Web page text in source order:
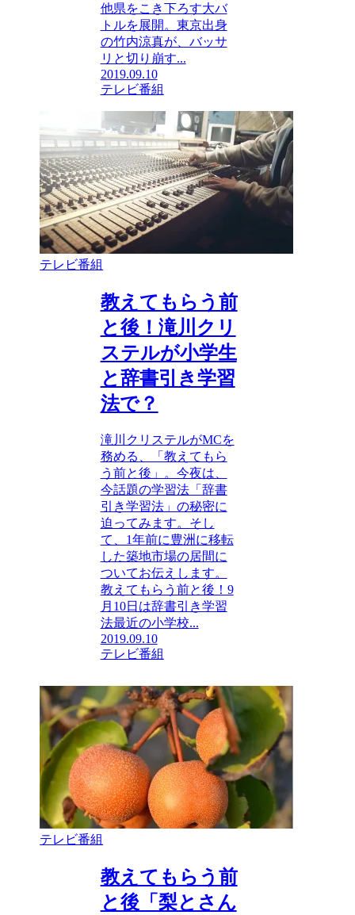
他県をこき下ろす大バ
トルを展開。東京出身
の竹内涼真が、バッサ
リと切り崩す...
2019.09.10
テレビ番組
テレビ番組
教えてもらう前
と後！滝川クリ
ステルが小学生
と辞書引き学習
法で？
滝川クリステルがMCを
務める、「教えてもら
う前と後」。今夜は、
今話題の学習法「辞書
引き学習法」の秘密に
迫ってみます。そし
て、1年前に豊洲に移転
した築地市場の居間に
ついてお伝えします。
教えてもらう前と後！9
月10日は辞書引き学習
法最近の小学校...
2019.09.10
テレビ番組
テレビ番組
教えてもらう前
と後「梨とさん